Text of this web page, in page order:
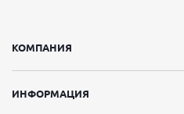
КОМПАНИЯ
ИНФОРМАЦИЯ